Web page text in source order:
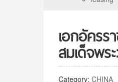
เอกอัครร
สมเด็จพร
Category: CHINA